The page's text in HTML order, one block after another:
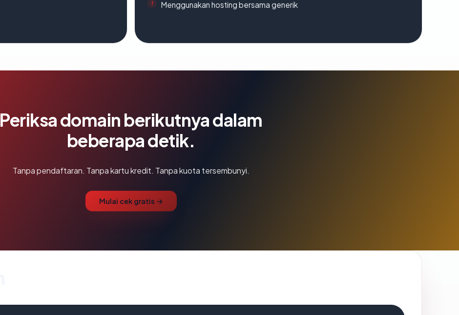
Menggunakan hosting bersama generik
Periksa domain berikutnya dalam
beberapa detik.
Tanpa pendaftaran. Tanpa kartu kredit. Tanpa kuota tersembunyi.
Mulai cek gratis →